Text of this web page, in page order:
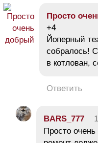
Просто
+4
Йоперный
собралось!
в котлован,
Ответить
BARS_777
Просто